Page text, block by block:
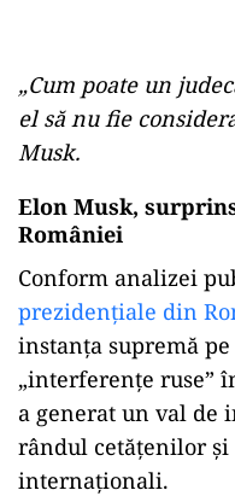
„Cum poate un
el să nu fie
Musk.
Elon Musk,
României
Conform analizei
prezidențiale din
instanța supremă
„interferențe ruse”
a generat un val de
rândul cetățenilor
internaționali.